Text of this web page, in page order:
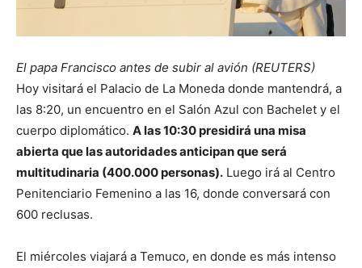
El papa Francisco antes de subir al avión (REUTERS)
Hoy visitará el Palacio de La Moneda donde mantendrá, a
las 8:20, un encuentro en el Salón Azul con Bachelet y el
cuerpo diplomático. A las 10:30 presidirá una misa
abierta que las autoridades anticipan que será
multitudinaria (400.000 personas). Luego irá al Centro
Penitenciario Femenino a las 16, donde conversará con
600 reclusas.
El miércoles viajará a Temuco, en donde es más intenso